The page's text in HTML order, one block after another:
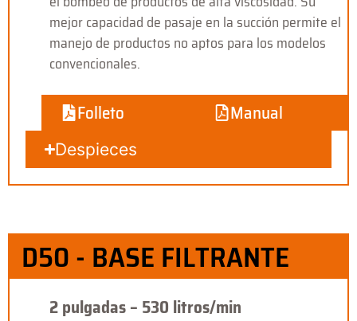
mejor capacidad de pasaje en la succión permite el
manejo de productos no aptos para los modelos
convencionales.
Folleto Manual
Despieces
D50 - BASE FILTRANTE
2 pulgadas – 530 litros/min